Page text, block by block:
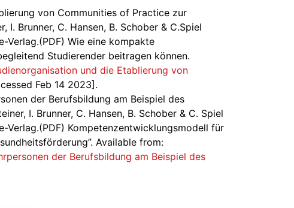
von Communities of Practice zur
Brunner, C. Hansen, B. Schober & C.Spiel
Verlag.(PDF) Wie eine kompakte
Studierender beitragen können.
und die Etablierung von
Feb 14 2023].
der Berufsbildung am Beispiel des
I. Brunner, C. Hansen, B. Schober & C. Spiel
Verlag.(PDF) Kompetenzentwicklungsmodell für
Available from:
der Berufsbildung am Beispiel des